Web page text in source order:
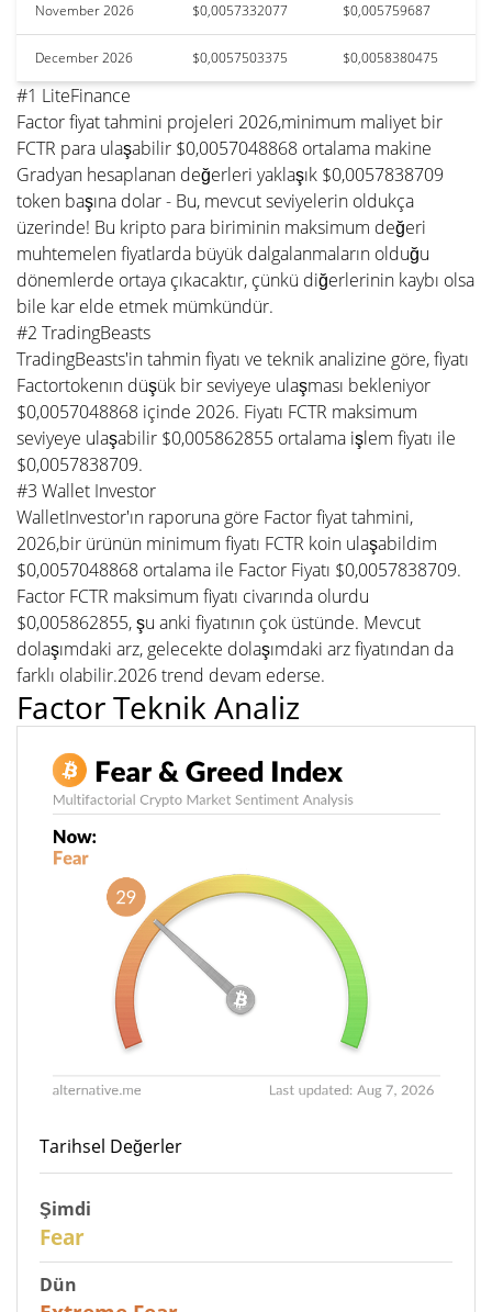
November 2026 $0,0057332077 $0,005759687
December 2026 $0,0057503375 $0,0058380475
#1 LiteFinance
Factor fiyat tahmini projeleri 2026,minimum maliyet bir
FCTR para ulaşabilir $0,0057048868 ortalama makine
Gradyan hesaplanan değerleri yaklaşık $0,0057838709
token başına dolar - Bu, mevcut seviyelerin oldukça
üzerinde! Bu kripto para biriminin maksimum değeri
muhtemelen fiyatlarda büyük dalgalanmaların olduğu
dönemlerde ortaya çıkacaktır, çünkü diğerlerinin kaybı olsa
bile kar elde etmek mümkündür.
#2 TradingBeasts
TradingBeasts'in tahmin fiyatı ve teknik analizine göre, fiyatı
Factortokenın düşük bir seviyeye ulaşması bekleniyor
$0,0057048868 içinde 2026. Fiyatı FCTR maksimum
seviyeye ulaşabilir $0,005862855 ortalama işlem fiyatı ile
$0,0057838709.
#3 Wallet Investor
WalletInvestor'ın raporuna göre Factor fiyat tahmini,
2026,bir ürünün minimum fiyatı FCTR koin ulaşabildim
$0,0057048868 ortalama ile Factor Fiyatı $0,0057838709.
Factor FCTR maksimum fiyatı civarında olurdu
$0,005862855, şu anki fiyatının çok üstünde. Mevcut
dolaşımdaki arz, gelecekte dolaşımdaki arz fiyatından da
farklı olabilir.2026 trend devam ederse.
Factor Teknik Analiz
Tarihsel Değerler
Şimdi
Fear
Dün